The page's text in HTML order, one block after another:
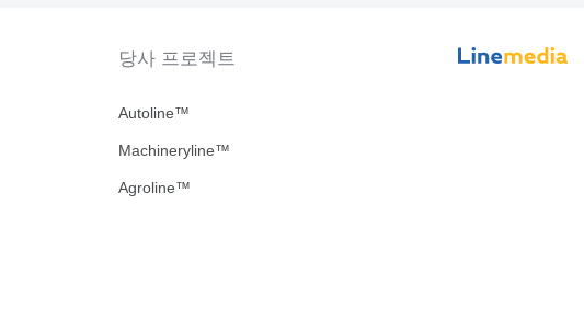
당사 프로젝트
Autoline™
Machineryline™
Agroline™